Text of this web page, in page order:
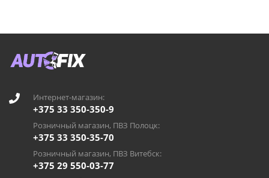
Интернет-магазин:
+375 33 350-350-9
Розничный магазин, ПВЗ Полоцк:
+375 33 350-35-70
Розничный магазин, ПВЗ Витебск:
+375 29 550-03-77